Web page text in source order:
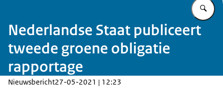
Nederlandse Staat publiceert
tweede groene obligatie
rapportage
Nieuwsbericht27-05-2021 | 12:23